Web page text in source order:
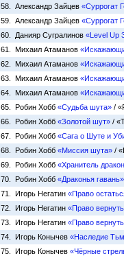
58. Александр Зайцев «Суррогат
59. Александр Зайцев «Суррогат
60. Данияр Сугралинов «Level Up
61. Михаил Атаманов
62. Михаил Атаманов
63. Михаил Атаманов
64. Михаил Атаманов
65. Робин Хобб «Судьба шута» /
66. Робин Хобб «Золотой шут» /
67. Робин Хобб «Сага о Шуте и
68. Робин Хобб «Миссия шута» /
69. Робин Хобб «Хранитель
70. Робин Хобб «Драконья гавань»
71. Игорь Негатин «Право
72. Игорь Негатин «Право
73. Игорь Негатин «Право
74. Игорь Конычев «Наследие
75. Игорь Конычев «Чёрные